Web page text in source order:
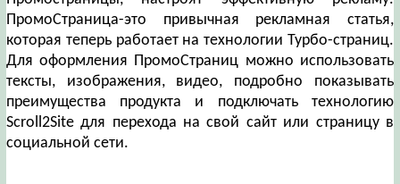
ПромоСтраница-это привычная рекламная статья,
которая теперь работает на технологии Турбо-страниц.
Для оформления ПромоСтраниц можно использовать
тексты, изображения, видео, подробно показывать
преимущества продукта и подключать технологию
Scroll2Site для перехода на свой сайт или страницу в
социальной сети.